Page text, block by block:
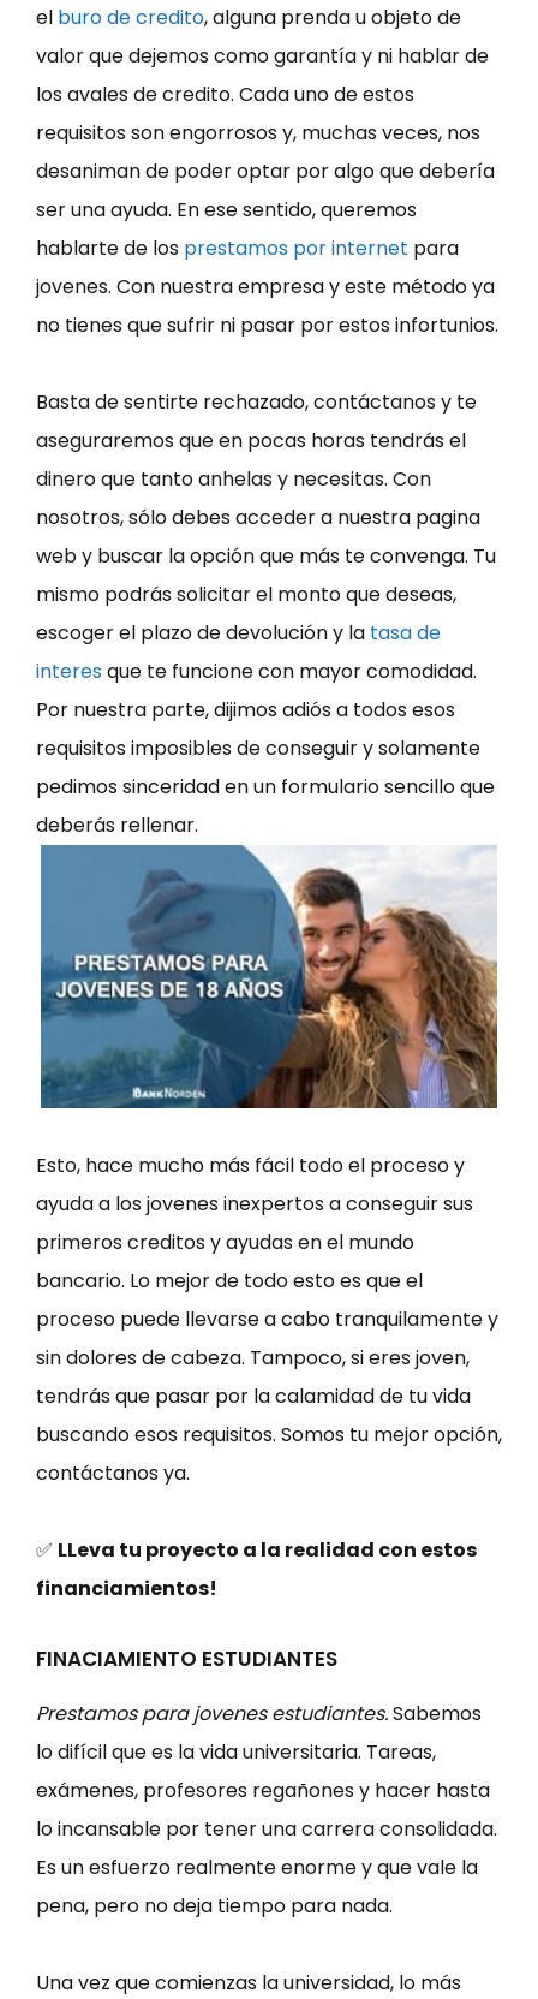
el buro de credito, alguna prenda u objeto de
valor que dejemos como garantía y ni hablar de
los avales de credito. Cada uno de estos
requisitos son engorrosos y, muchas veces, nos
desaniman de poder optar por algo que debería
ser una ayuda. En ese sentido, queremos
hablarte de los prestamos por internet para
jovenes. Con nuestra empresa y este método ya
no tienes que sufrir ni pasar por estos infortunios.
Basta de sentirte rechazado, contáctanos y te
aseguraremos que en pocas horas tendrás el
dinero que tanto anhelas y necesitas. Con
nosotros, sólo debes acceder a nuestra pagina
web y buscar la opción que más te convenga. Tu
mismo podrás solicitar el monto que deseas,
escoger el plazo de devolución y la tasa de
interes que te funcione con mayor comodidad.
Por nuestra parte, dijimos adiós a todos esos
requisitos imposibles de conseguir y solamente
pedimos sinceridad en un formulario sencillo que
deberás rellenar.
Esto, hace mucho más fácil todo el proceso y
ayuda a los jovenes inexpertos a conseguir sus
primeros creditos y ayudas en el mundo
bancario. Lo mejor de todo esto es que el
proceso puede llevarse a cabo tranquilamente y
sin dolores de cabeza. Tampoco, si eres joven,
tendrás que pasar por la calamidad de tu vida
buscando esos requisitos. Somos tu mejor opción,
contáctanos ya.
✅ LLeva tu proyecto a la realidad con estos
financiamientos!
FINACIAMIENTO ESTUDIANTES
Prestamos para jovenes estudiantes.Sabemos
lo difícil que es la vida universitaria. Tareas,
exámenes, profesores regañones y hacer hasta
lo incansable por tener una carrera consolidada.
Es un esfuerzo realmente enorme y que vale la
pena, pero no deja tiempo para nada.
Una vez que comienzas la universidad, lo más